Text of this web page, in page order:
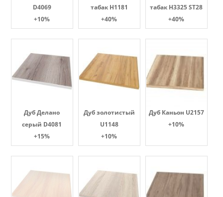
D4069
+10%
табак Н1181
+40%
табак H3325 ST28
+40%
Дуб Делано
серый D4081
+15%
Дуб золотистый
U1148
+10%
Дуб Каньон U2157
+10%